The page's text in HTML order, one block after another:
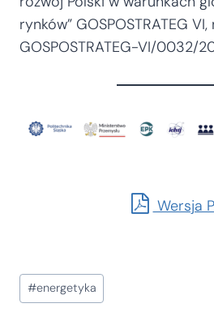
rynków” GOSPOSTRATEG
GOSPOSTRATEG-VI/0032/
Wersja
Tagi
wpisu:
#energetyka